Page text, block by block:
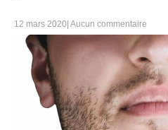
12 mars 2020 Aucun commentaire